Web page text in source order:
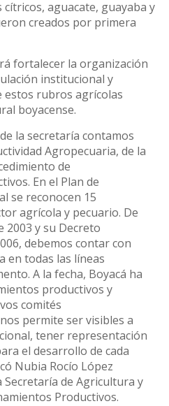
aguacate, guayaba y
creados por primera
fortalecer la organización
institucional y
estos rubros agrícolas
boyacense.
la secretaría contamos
Agropecuaria, de la
de
En el Plan de
se reconocen 15
agrícola y pecuario. De
2003 y su Decreto
debemos contar con
en todas las líneas
A la fecha, Boyacá ha
productivos y
comités
permite ser visibles a
tener representación
el desarrollo de cada
Nubia Rocío López
de Agricultura y
Productivos.